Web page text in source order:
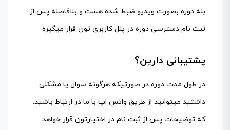
بله دوره بصورت ویدیو ضبط شده هست و بلافاصله پس از
ثبت نام دسترسی دوره در پنل کاربری تون قرار میگیره
پشتیبانی دارین؟
در طول مدت دوره در صورتیکه هرگونه سوال یا مشکلی
داشتید میتوانید از طریق واتس اپ با ما در ارتباط باشید.
که توضیحات پس از ثبت نام در اختیارتون قرار خواهد